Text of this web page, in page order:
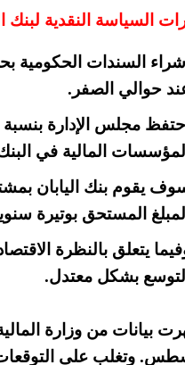
السياسة النقدية لبنك
حوالي الصفر.
المؤسسات المالية في
يقوم بنك اليابان
المبلغ المستحق بوتيرة سنوية تبلغ حوالي
يتعلق بالنظرة
التوسع بشكل معتدل.